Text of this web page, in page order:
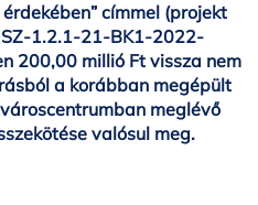
címmel (projekt
1.2.1-21-BK1-2022-
200,00 millió Ft vissza nem
a korábban megépült
meglévő
valósul meg.